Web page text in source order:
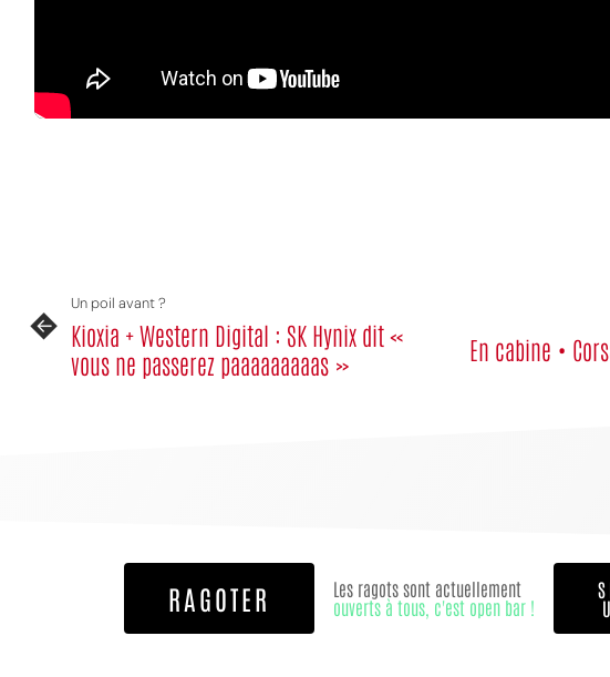
Un poil avant ?
Kioxia + Western Digital : SK Hynix dit «
vous ne passerez paaaaaaaaas »
En cabine •
RAGOTER
Les ragots sont actuellement
ouverts à tous, c'est open bar !